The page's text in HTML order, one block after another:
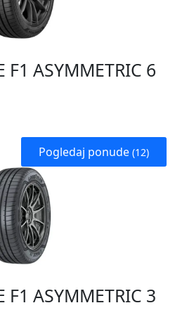
ASYMMETRIC 6
Pogledaj ponude (12)
ASYMMETRIC 3